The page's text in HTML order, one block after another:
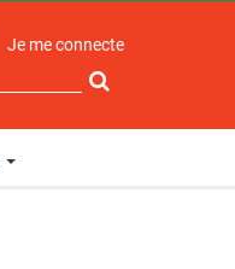
Je me connecte